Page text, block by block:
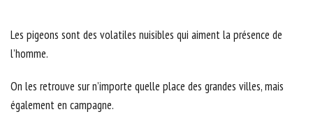
Les pigeons sont des volatiles nuisibles qui aiment la présence de
l’homme.
On les retrouve sur n’importe quelle place des grandes villes, mais
également en campagne.